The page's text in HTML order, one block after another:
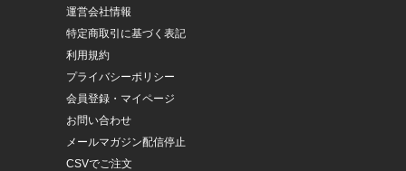
運営会社情報
特定商取引に基づく表記
利用規約
プライバシーポリシー
会員登録・マイページ
お問い合わせ
メールマガジン配信停止
CSVでご注文